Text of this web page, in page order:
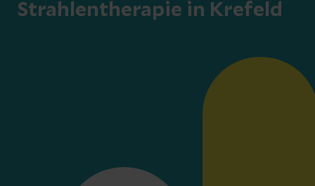
Strahlentherapie in Krefeld